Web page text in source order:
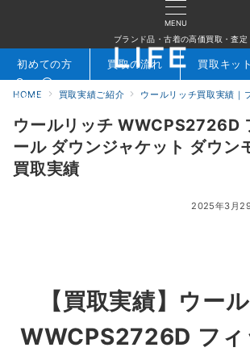
MENU
ブランド品・古着の高価買取・査定
検索 お問合せ
初めての方 買取の流れ 買取キット
HOME 買取実績ご紹介 ウールリッチ買取実績｜
ウールリッチ WWCPS2726D
ール ダウンジャケット ダウン
買取実績
2025年3月
【買取実績】ウー
WWCPS2726D フィ